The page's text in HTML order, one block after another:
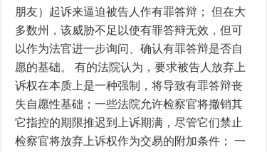
朋友）起诉来逼迫被告人作有罪答辩； 但在大
多数州，该威胁不足以使有罪答辩无效，但可
以作为法官进一步询问、确认有罪答辩是否自
愿的基础。 有的法院认为，要求被告人放弃上
诉权在本质上是一种强制，将导致有罪答辩丧
失自愿性基础；一些法院允许检察官将撤销其
它指控的期限推迟到上诉期满，尽管它们禁止
检察官将放弃上诉权作为交易的附加条件； 一